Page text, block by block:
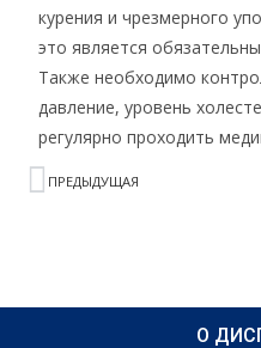
курения и чрезмерного
это является
Также необходимо
давление, уровень
регулярно проходить
ПРЕДЫДУЩАЯ
О